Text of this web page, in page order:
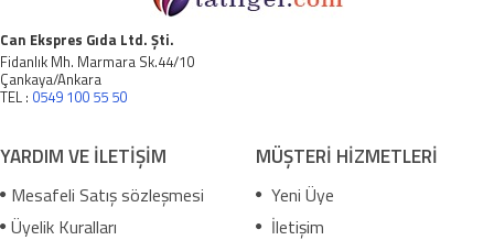
Can Ekspres Gıda Ltd. Şti.
Fidanlık Mh. Marmara Sk.44/10
Çankaya/Ankara
TEL : 0549 100 55 50
YARDIM VE İLETİŞİM
Mesafeli Satış sözleşmesi
Üyelik Kuralları
MÜŞTERİ HİZMETLERİ
Yeni Üye
İletişim